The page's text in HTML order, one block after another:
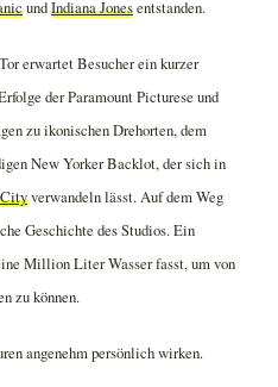
undIndiana Jonesentstanden.
erwartet Besucher ein kurzer
der Paramount Picturese und
zu ikonischen Drehorten, dem
New Yorker Backlot, der sich in
verwandeln lässt. Auf dem Weg
Geschichte des Studios. Ein
Million Liter Wasser fasst, um von
zu können.
angenehm persönlich wirken.